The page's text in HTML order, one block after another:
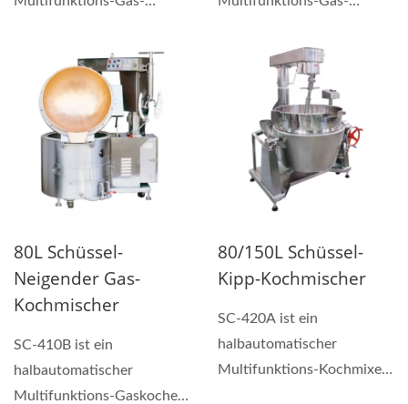
Herstellen...
80L Schüssel-
Neigender Gas-
Kochmischer
SC-410B ist ein
halbautomatischer
Multifunktions-Gaskocher,
80/150L Schüssel-
Kipp-Kochmischer
SC-420A ist ein
halbautomatischer
Multifunktions-Kochmixer,